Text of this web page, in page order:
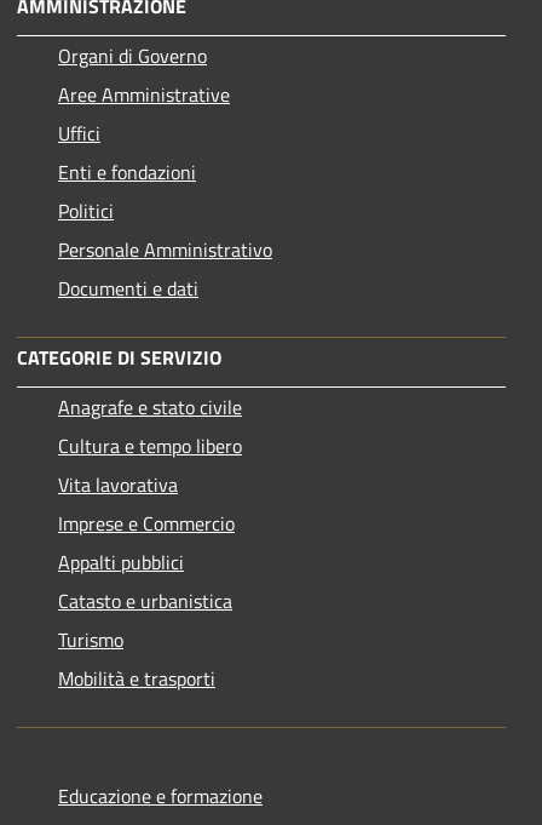
AMMINISTRAZIONE
Organi di Governo
Aree Amministrative
Uffici
Enti e fondazioni
Politici
Personale Amministrativo
Documenti e dati
CATEGORIE DI SERVIZIO
Anagrafe e stato civile
Cultura e tempo libero
Vita lavorativa
Imprese e Commercio
Appalti pubblici
Catasto e urbanistica
Turismo
Mobilità e trasporti
Educazione e formazione